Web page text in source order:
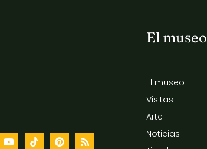
El museo
El museo
Visitas
Arte
Noticias